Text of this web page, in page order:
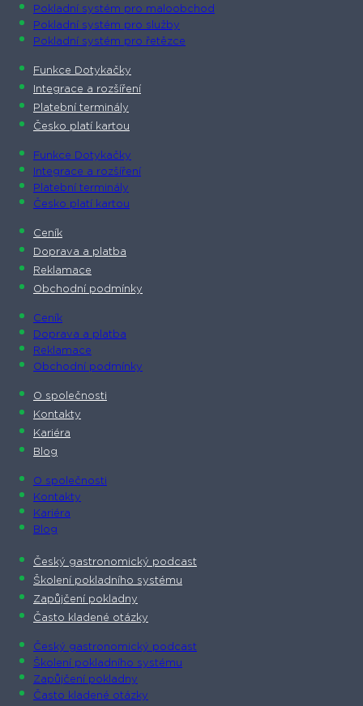
Pokladní systém pro maloobchod
Pokladní systém pro služby
Pokladní systém pro řetězce
Funkce Dotykačky
Integrace a rozšíření
Platební terminály
Česko platí kartou
Funkce Dotykačky
Integrace a rozšíření
Platební terminály
Česko platí kartou
Ceník
Doprava a platba
Reklamace
Obchodní podmínky
Ceník
Doprava a platba
Reklamace
Obchodní podmínky
O společnosti​
Kontakty
Kariéra
Blog
O společnosti​
Kontakty
Kariéra
Blog
Český gastronomický podcast​
Školení pokladního systému
Zapůjčení pokladny
Často kladené otázky
Český gastronomický podcast​
Školení pokladního systému
Zapůjčení pokladny
Často kladené otázky